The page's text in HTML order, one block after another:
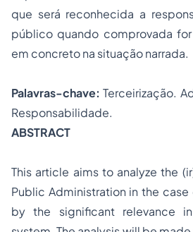
que será reconhecida a
público quando comprovada
em concretona situação narrada.
Palavras-chave:Terceirização.
Responsabilidade.
ABSTRACT
This article aims to analyze the
Public Administration in the
by the significant relevance